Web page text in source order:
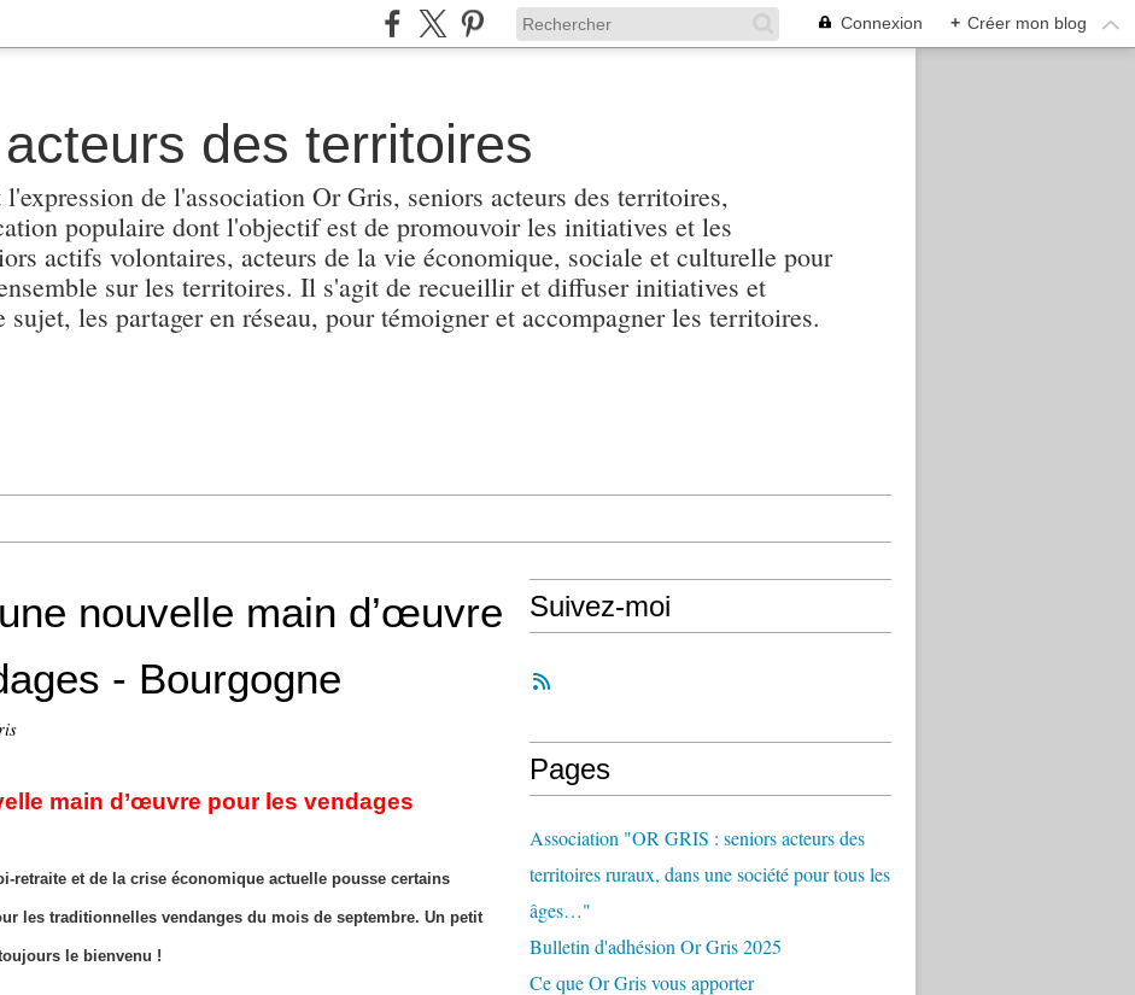
Connexion + Créer mon blog
des territoires
de l'association Or Gris, seniors acteurs des territoires,
populaire dont l'objectif est de promouvoir les initiatives et les
actifs volontaires, acteurs de la vie économique, sociale et culturelle pour
sur les territoires. Il s'agit de recueillir et diffuser initiatives et
les partager en réseau, pour témoigner et accompagner les territoires.
nouvelle main d’œuvre
- Bourgogne
main d’œuvre pour les vendages
retraite et de la crise économique actuelle pousse certains
les traditionnelles vendanges du mois de septembre. Un petit
le bienvenu !
Suivez-moi
Pages
Association "OR GRIS : seniors acteurs des
territoires ruraux, dans une société pour tous les
âges…"
Bulletin d'adhésion Or Gris 2025
Ce que Or Gris vous apporter